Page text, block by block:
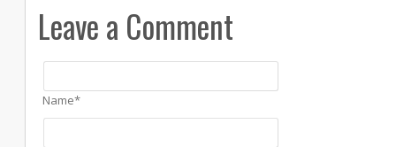
Leave a Comment
Name*